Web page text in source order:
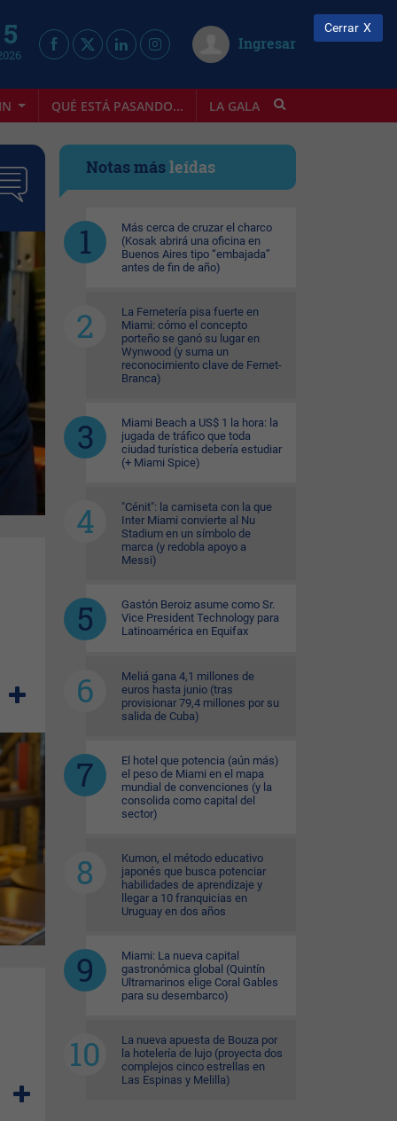
Ingresar
QUÉ ESTÁ PASANDO... LA GALA INFOSTYLE
Notas másleídas
Más cerca de cruzar el charco
(Kosak abrirá una oficina en
Buenos Aires tipo “embajada”
antes de fin de año)
La Fernetería pisa fuerte en
Miami: cómo el concepto
porteño se ganó su lugar en
Wynwood (y suma un
reconocimiento clave de Fernet-
Branca)
Miami Beach a US$ 1 la hora: la
jugada de tráfico que toda
ciudad turística debería estudiar
(+ Miami Spice)
"Cénit": la camiseta con la que
Inter Miami convierte al Nu
Stadium en un símbolo de
marca (y redobla apoyo a
Messi)
Gastón Beroiz asume como Sr.
Vice President Technology para
Latinoamérica en Equifax
Meliá gana 4,1 millones de
euros hasta junio (tras
provisionar 79,4 millones por su
salida de Cuba)
El hotel que potencia (aún más)
el peso de Miami en el mapa
mundial de convenciones (y la
consolida como capital del
sector)
Kumon, el método educativo
japonés que busca potenciar
habilidades de aprendizaje y
llegar a 10 franquicias en
Uruguay en dos años
Miami: La nueva capital
gastronómica global (Quintín
Ultramarinos elige Coral Gables
para su desembarco)
La nueva apuesta de Bouza por
la hotelería de lujo (proyecta dos
complejos cinco estrellas en
Las Espinas y Melilla)
Cerrar